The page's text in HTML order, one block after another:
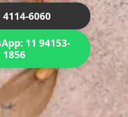
4114-6060
11 94153-
1856